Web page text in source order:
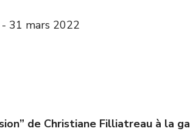
31 mars 2022
de Christiane Filliatreau à la